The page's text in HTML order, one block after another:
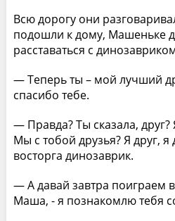
Всю дорогу они
подошли к дому, Машеньке
расставаться с
— Теперь ты – мой лучший
спасибо тебе.
— Правда? Ты сказала,
Мы с тобой друзья? Я друг, я
восторга динозаврик.
— А давай завтра поиграем
Маша, - я познакомлю тебя